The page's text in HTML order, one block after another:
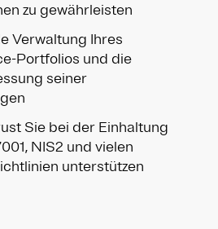
zu gewährleisten
Verwaltung Ihres
Portfolios und die
seiner
Sie bei der Einhaltung
NIS2 und vielen
unterstützen